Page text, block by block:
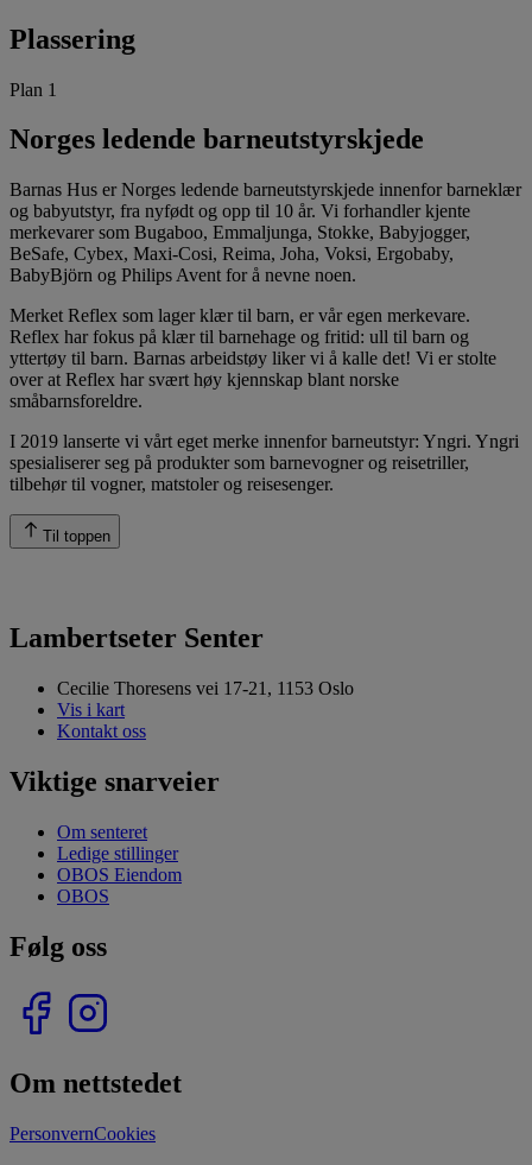
Plassering
Plan 1
Norges ledende barneutstyrskjede
Barnas Hus er Norges ledende barneutstyrskjede innenfor barneklær
og babyutstyr, fra nyfødt og opp til 10 år. Vi forhandler kjente
merkevarer som Bugaboo, Emmaljunga, Stokke, Babyjogger,
BeSafe, Cybex, Maxi-Cosi, Reima, Joha, Voksi, Ergobaby,
BabyBjörn og Philips Avent for å nevne noen.
Merket Reflex som lager klær til barn, er vår egen merkevare.
Reflex har fokus på klær til barnehage og fritid: ull til barn og
yttertøy til barn. Barnas arbeidstøy liker vi å kalle det! Vi er stolte
over at Reflex har svært høy kjennskap blant norske
småbarnsforeldre.
I 2019 lanserte vi vårt eget merke innenfor barneutstyr: Yngri. Yngri
spesialiserer seg på produkter som barnevogner og reisetriller,
tilbehør til vogner, matstoler og reisesenger.
Til toppen
Lambertseter Senter
Cecilie Thoresens vei 17-21, 1153 Oslo
Vis i kart
Kontakt oss
Viktige snarveier
Om senteret
Ledige stillinger
OBOS Eiendom
OBOS
Følg oss
Om nettstedet
PersonvernCookies